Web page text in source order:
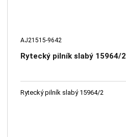
AJ21515-9642
Rytecký pilník slabý 15964/2
Rytecký pilník slabý 15964/2